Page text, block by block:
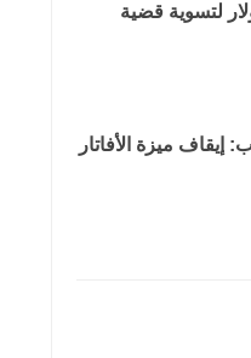
دولار لتسوية قضية
ميزة الأفاتار